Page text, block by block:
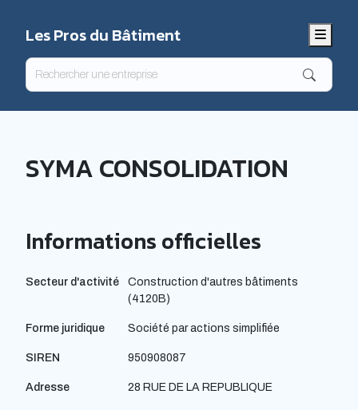
Les Pros du Bâtiment Menu
SYMA CONSOLIDATION
Informations officielles
Secteur d'activité
Construction d'autres bâtiments
(4120B)
Forme juridique Société par actions simplifiée
SIREN 950908087
Adresse 28 RUE DE LA REPUBLIQUE